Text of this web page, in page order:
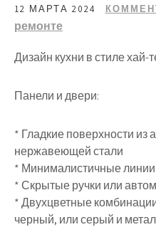
12 МАРТА 2024
ремонте
Дизайн кухни в стиле хай-
Панели и двери:
* Гладкие поверхности из
нержавеющей стали
* Минималистичные
* Скрытые ручки или
* Двухцветные
черный, или серый и